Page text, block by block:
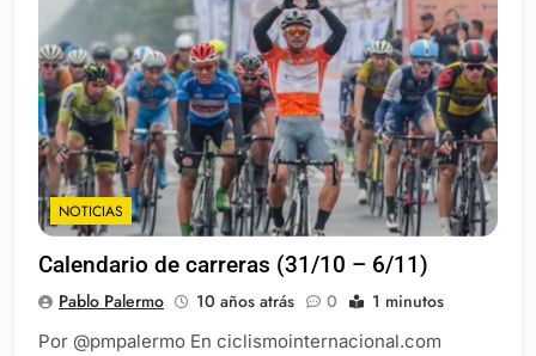
NOTICIAS
Calendario de carreras (31/10 – 6/11)
Pablo Palermo 10 años atrás 0 1 minutos
Por @pmpalermo En ciclismointernacional.com